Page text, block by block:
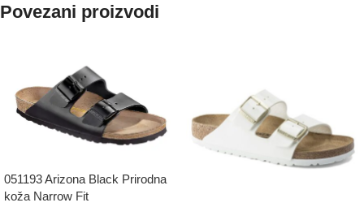
Povezani proizvodi
051193 Arizona Black Prirodna
koža Narrow Fit